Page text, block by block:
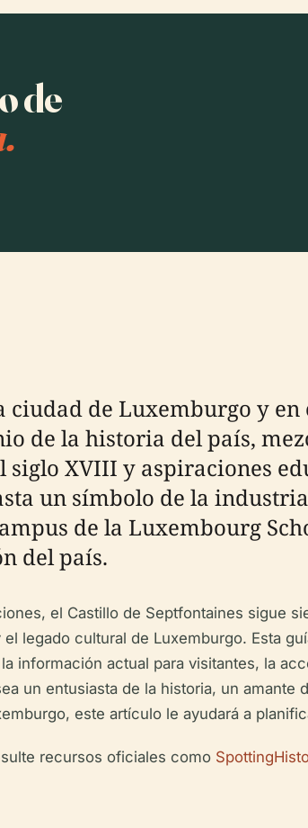
de
de Luxemburgo y en
de la historia del país,
XVIII y aspiraciones
un símbolo de la
de la Luxembourg
del país.
el Castillo de Septfontaines sigue
legado cultural de Luxemburgo. Esta
información actual para visitantes, la
un entusiasta de la historia, un amante
este artículo le ayudará a
recursos oficiales como